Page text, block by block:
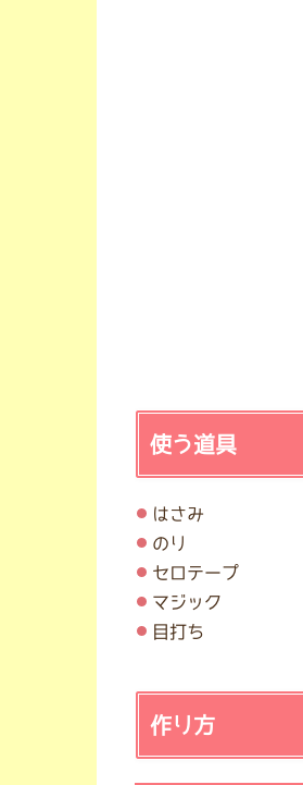
使う道具
はさみ
のり
セロテープ
マジック
目打ち
作り方